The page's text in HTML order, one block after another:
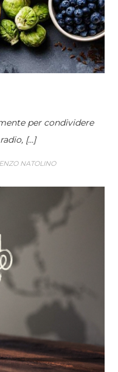
per condividere
[...]
NATOLINO